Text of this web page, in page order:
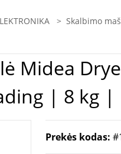
> Skalbimo
| 8 kg
Prekės kodas: